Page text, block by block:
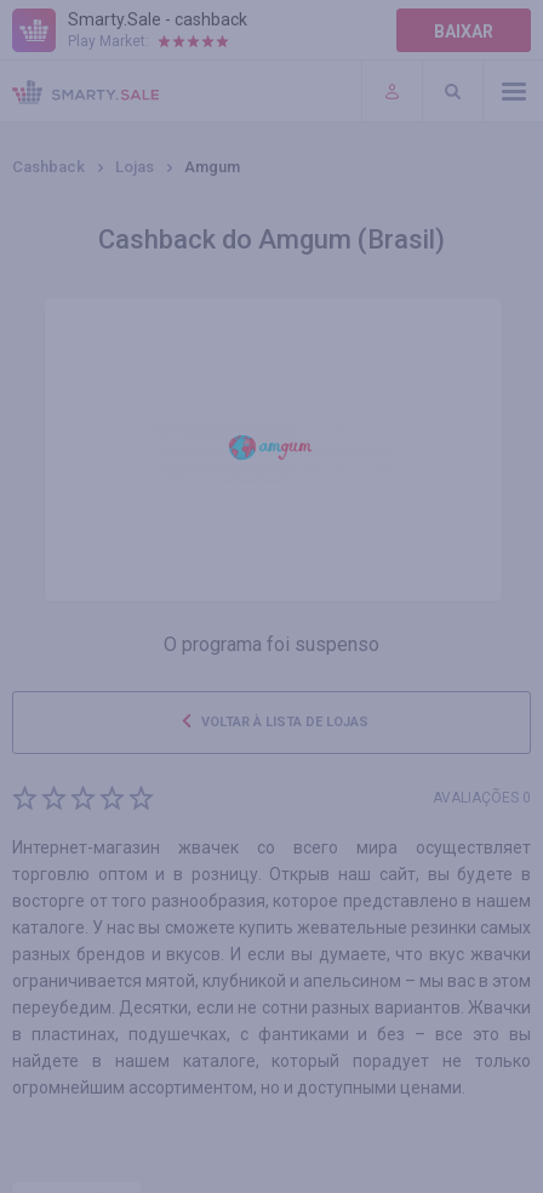
Smarty.Sale - cashback
Play Market: BAIXAR
AJUDA
TERMOS DE USO
Cashback Lojas Amgum
Cashback do Amgum (Brasil)
O programa foi suspenso
VOLTAR À LISTA DE LOJAS
AVALIAÇÕES 0
Интернет-магазин жвачек со всего мира осуществляет
торговлю оптом и в розницу. Открыв наш сайт, вы будете в
восторге от того разнообразия, которое представлено в нашем
каталоге. У нас вы сможете купить жевательные резинки самых
разных брендов и вкусов. И если вы думаете, что вкус жвачки
ограничивается мятой, клубникой и апельсином – мы вас в этом
переубедим. Десятки, если не сотни разных вариантов. Жвачки
в пластинах, подушечках, с фантиками и без – все это вы
найдете в нашем каталоге, который порадует не только
огромнейшим ассортиментом, но и доступными ценами.